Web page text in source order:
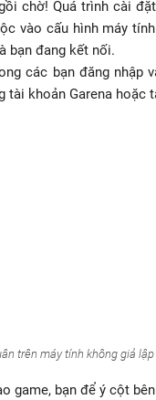
chờ! Quá trình cài
vào cấu hình máy
bạn đang kết nối.
các bạn đăng nhập
tài khoản Garena hoặc
trên máy tính không giả
game, bạn để ý cột